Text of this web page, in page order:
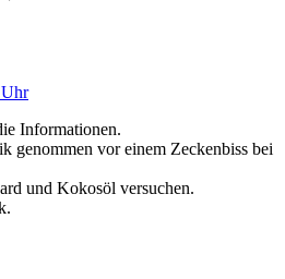
Informationen.
genommen vor einem Zeckenbiss bei
und Kokosöl versuchen.